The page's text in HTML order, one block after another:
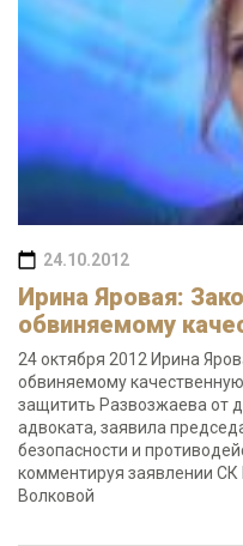
24.10.2012
Ирина Яровая:
обвиняемому
24 октября 2012 Ирина
обвиняемому
защитить Развозжаева от
адвоката, заявила
безопасности и
комментируя заявлении
Волковой